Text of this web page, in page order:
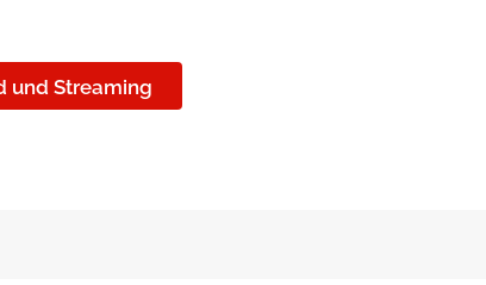
und Streaming